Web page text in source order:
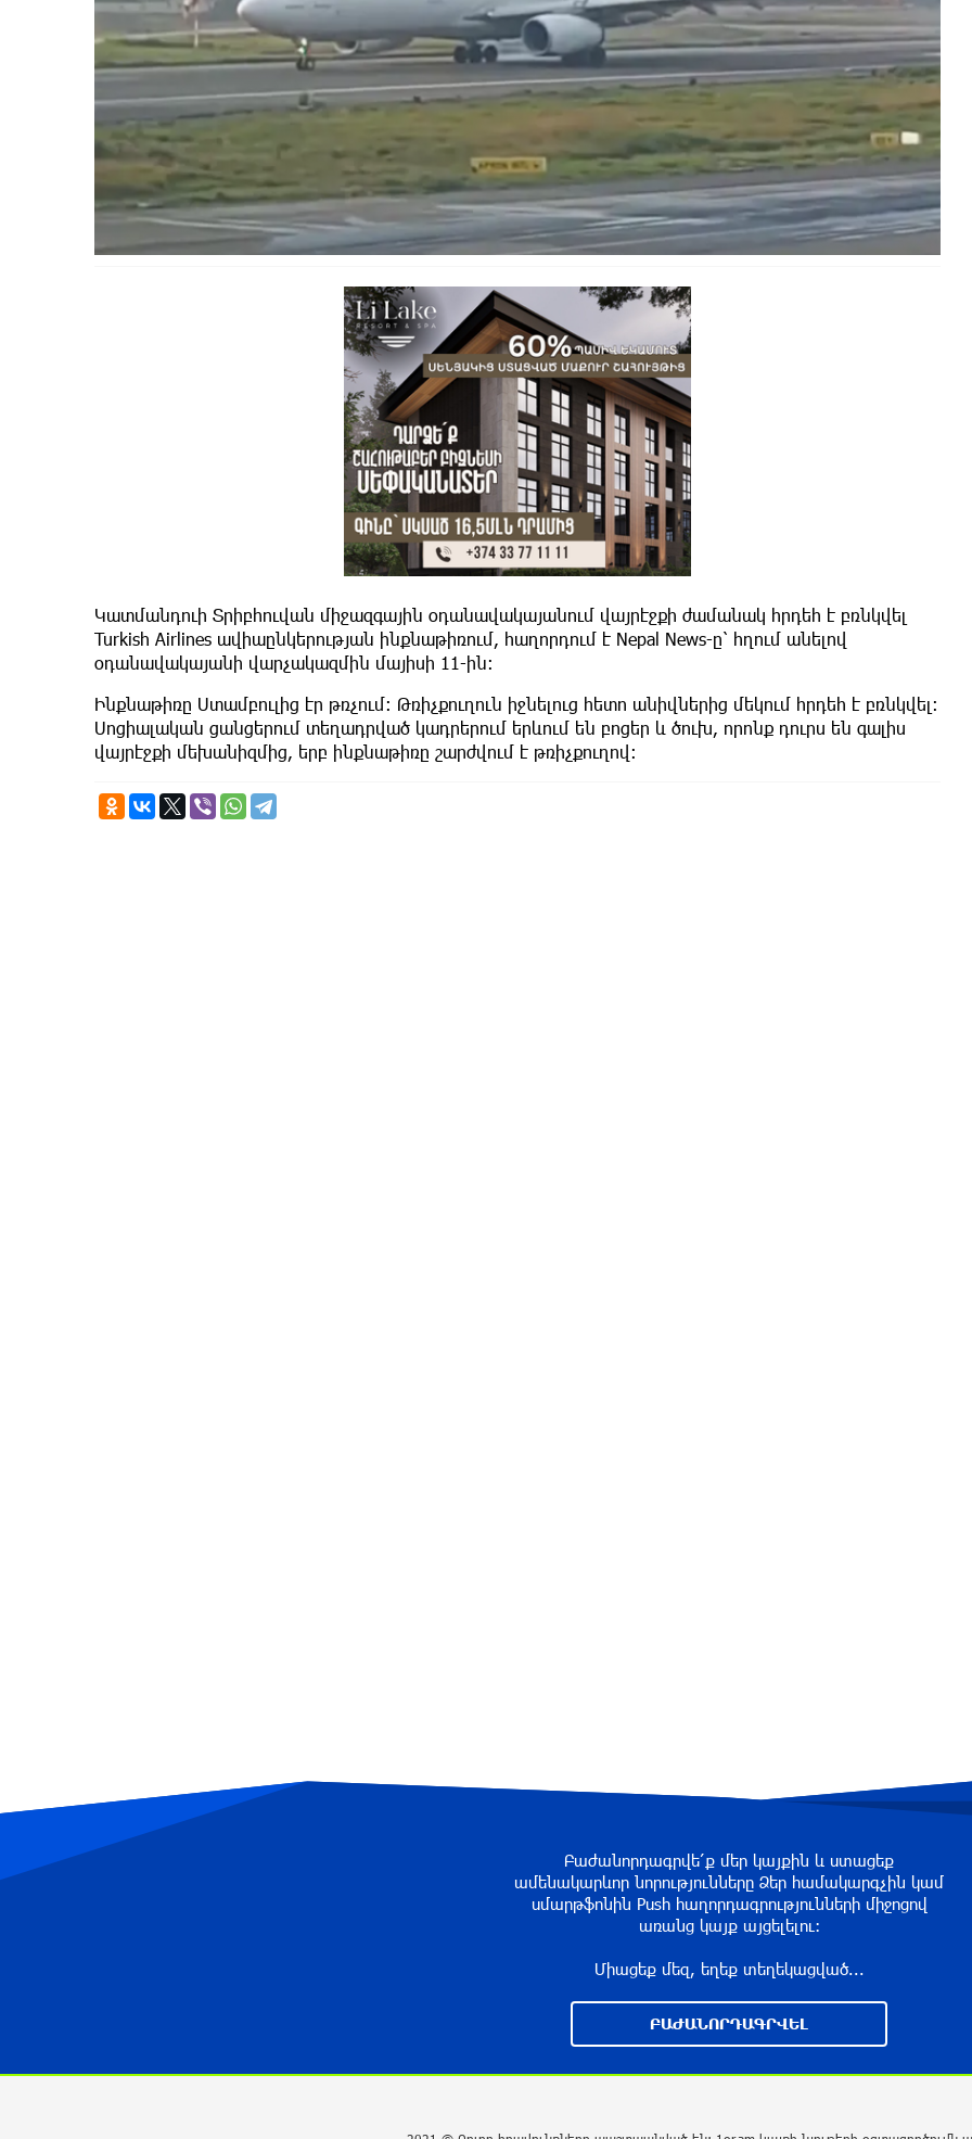
Կատմանդուի Տրիբհուվան միջազգային օդանավակայանում վայրէջքի ժամանակ հրդեհ է բռնկվել
Turkish Airlines ավիաընկերության ինքնաթիռում, հաղորդում է Nepal News-ը՝ հղում անելով
օդանավակայանի վարչակազմին մայիսի 11-ին։
Ինքնաթիռը Ստամբուլից էր թռչում։ Թռիչքուղուն իջնելուց հետո անիվներից մեկում հրդեհ է բռնկվել։
Սոցիալական ցանցերում տեղադրված կադրերում երևում են բոցեր և ծուխ, որոնք դուրս են գալիս
վայրէջքի մեխանիզմից, երբ ինքնաթիռը շարժվում է թռիչքուղով։
Բաժանորդագրվե՛ք մեր կայքին և ստացեք
ամենակարևոր նորությունները Ձեր համակարգչին կամ
սմարթֆոնին Push հաղորդագրությունների միջոցով
առանց կայք այցելելու։
Միացեք մեզ, եղեք տեղեկացված...
ԲԱԺԱՆՈՐԴԱԳՐՎԵԼ